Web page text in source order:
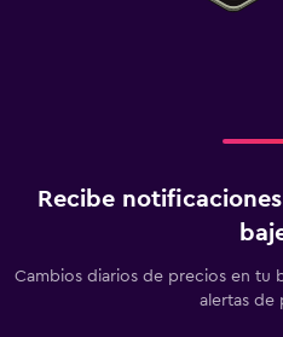
Recibe
Cambios diarios de precios en tu
alertas de